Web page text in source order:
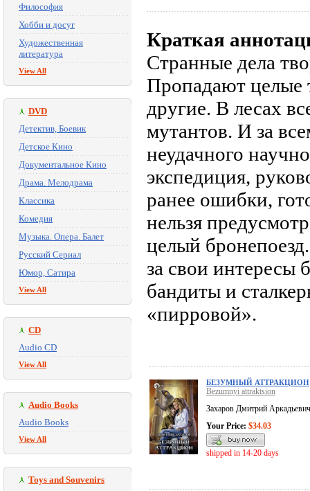
Философия
Хобби и досуг
Художественная
литература
View All
DVD
Детектив, Боевик
Детское Кино
Документальное Кино
Драма. Мелодрама
Классика
Комедия
Музыка. Опера. Балет
Русский Сериал
Юмор, Сатира
View All
CD
Audio CD
View All
Audio Books
Audio Books
View All
Toys and Souvenirs
Краткая
Странные дела
Пропадают целые
другие. В лесах
мутантов. И за
неудачного
экспедиция,
ранее ошибки,
нельзя
целый
за свои интересы
бандиты и
«пирровой».
БЕЗУМНЫЙ АТТРАКЦИОН
Bezumnyi attraktsion
Захаров Дмитрий Аркадьевич
Your Price: $34.03
shipped in 14-20 days